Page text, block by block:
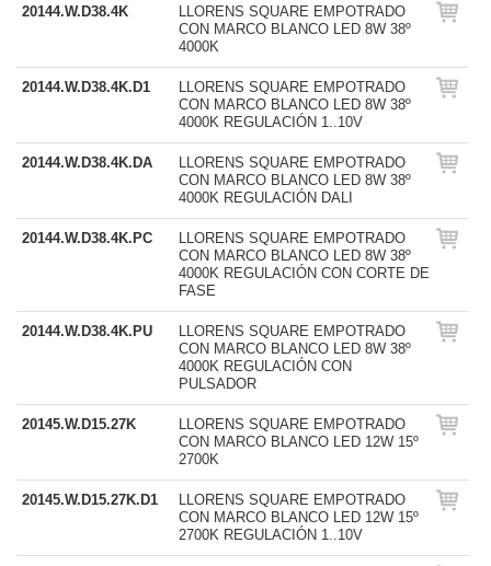
20144.W.D38.4K
LLORENS SQUARE EMPOTRADO
CON MARCO BLANCO LED 8W 38º
4000K
20144.W.D38.4K.D1
LLORENS SQUARE EMPOTRADO
CON MARCO BLANCO LED 8W 38º
4000K REGULACIÓN 1..10V
20144.W.D38.4K.DA
LLORENS SQUARE EMPOTRADO
CON MARCO BLANCO LED 8W 38º
4000K REGULACIÓN DALI
20144.W.D38.4K.PC
LLORENS SQUARE EMPOTRADO
CON MARCO BLANCO LED 8W 38º
4000K REGULACIÓN CON CORTE DE
FASE
20144.W.D38.4K.PU
LLORENS SQUARE EMPOTRADO
CON MARCO BLANCO LED 8W 38º
4000K REGULACIÓN CON
PULSADOR
20145.W.D15.27K
LLORENS SQUARE EMPOTRADO
CON MARCO BLANCO LED 12W 15º
2700K
20145.W.D15.27K.D1
LLORENS SQUARE EMPOTRADO
CON MARCO BLANCO LED 12W 15º
2700K REGULACIÓN 1..10V